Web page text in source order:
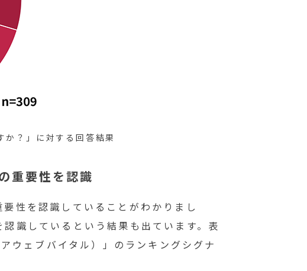
？」に対する回答結果
重要性を認識
性を認識していることがわかりまし
識しているという結果も出ています。表
ェブバイタル）」のランキングシグナ